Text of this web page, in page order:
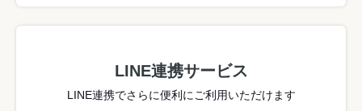
LINE連携サービス
LINE連携でさらに便利にご利用いただけます